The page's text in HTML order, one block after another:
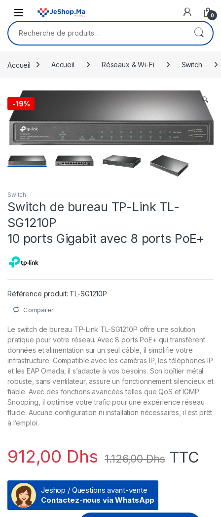
0
Recherche pour :
Accueil Accueil Réseaux & Wi-Fi Switch
-19% 🔍
Switch
Switch de bureau TP-Link TL-
SG1210P
10 ports Gigabit avec 8 ports PoE+
Référence produit: TL-SG1210P
Comparer
Le switch de bureau TP-Link TL-SG1210P offre une solution
pratique pour votre réseau. Avec 8 ports PoE+ qui transfèrent
données et alimentation sur un seul câble, il simplifie votre
infrastructure. Compatible avec les caméras IP, les téléphones IP
et les EAP Omada, il s’adapte à vos besoins. Son boîtier métal
robuste, sans ventilateur, assure un fonctionnement silencieux et
fiable. Avec des fonctions avancées telles que QoS et IGMP
Snooping, il optimise votre trafic pour une expérience réseau
fluide. Aucune configuration ni installation nécessaires, il est prêt
à l’emploi.
912,00 Dhs 1.126,00Dhs TTC
Jeshop / Questions avant-vente
Contactez-nous via WhatsApp